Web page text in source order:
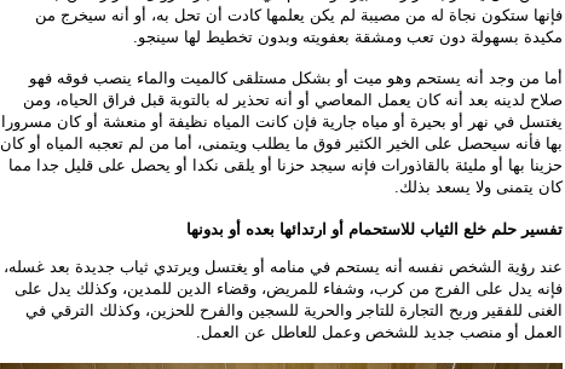
فإنها ستكون نجاة له من مصيبة لم يكن يعلمها كادت أن تحل به، أو أنه سيخرج من
مكيدة بسهولة دون تعب ومشقة بعفويته وبدون تخطيط لها سينجو.
أما من وجد أنه يستحم وهو ميت أو بشكل مستلقى كالميت والماء ينصب فوقه فهو
صلاح لدينه بعد أنه كان يعمل المعاصي أو أنه تحذير له بالتوبة قبل فراق الحياه، ومن
يغتسل في نهر أو بحيرة أو مياه جارية فإن كانت المياه نظيفة أو منعشة أو كان مسرورا
بها فأنه سيحصل على الخير الكثير فوق ما يطلب ويتمنى، أما من لم تعجبه المياه أو كان
حزينا بها أو مليئة بالقاذورات فإنه سيجد حزنا أو يلقى نكدا أو يحصل على قليل جدا مما
كان يتمنى ولا يسعد بذلك.
تفسير حلم خلع الثياب للاستحمام أو ارتدائها بعده أو بدونها
عند رؤية الشخص نفسه أنه يستحم في منامه أو يغتسل ويرتدي ثياب جديدة بعد غسله،
فإنه يدل على الفرج من كرب، وشفاء للمريض، وقضاء الدين للمدين، وكذلك يدل على
الغنى للفقير وربح التجارة للتاجر والحرية للسجين والفرح للحزين، وكذلك الترقي في
العمل أو منصب جديد للشخص وعمل للعاطل عن العمل.